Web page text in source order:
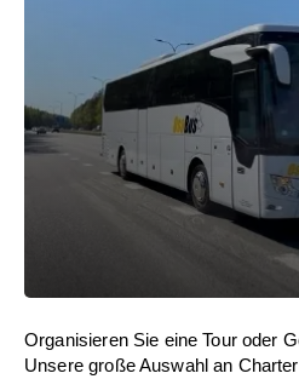
Organisieren Sie eine Tour oder
Unsere große Auswahl an